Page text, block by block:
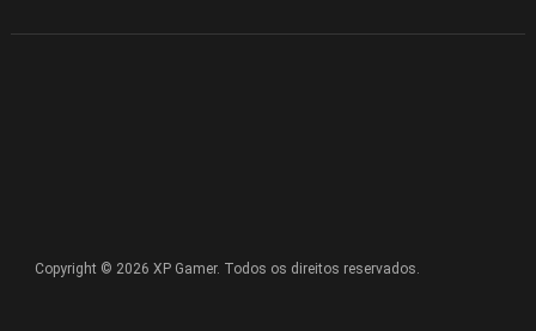
Copyright © 2026 XP Gamer. Todos os direitos reservados.